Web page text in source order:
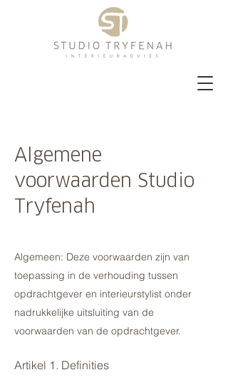
Algemene
voorwaarden Studio
Tryfenah
Algemeen: Deze voorwaarden zijn van
toepassing in de verhouding tussen
opdrachtgever en interieurstylist onder
nadrukkelijke uitsluiting van de
voorwaarden van de opdrachtgever.
Artikel 1. Definities